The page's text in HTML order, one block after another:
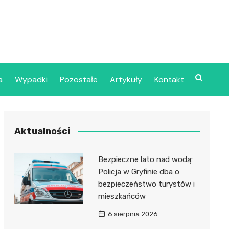
Wojskowy w
Publiczny
Zakład
Zdrowotnej
Publiczny
Wypadki Pozostałe Artykuły Kontakt
Aktualności
Bezpieczne lato nad wodą:
Policja w Gryfinie dba o
bezpieczeństwo turystów i
mieszkańców
6 sierpnia 2026